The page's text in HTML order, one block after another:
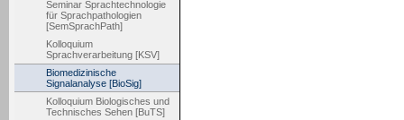
Seminar Sprachtechnologie
für Sprachpathologien
[SemSprachPath]
Kolloquium
Sprachverarbeitung [KSV]
Biomedizinische
Signalanalyse [BioSig]
Kolloquium Biologisches und
Technisches Sehen [BuTS]